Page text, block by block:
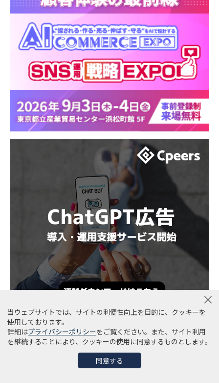
当ウェブサイトでは、サイトの利便性向上を目的に、クッキーを
使用しております。
詳細はプライバシーポリシーをご覧ください。また、サイト利用
を継続することにより、クッキーの使用に同意するものとします。
同意する